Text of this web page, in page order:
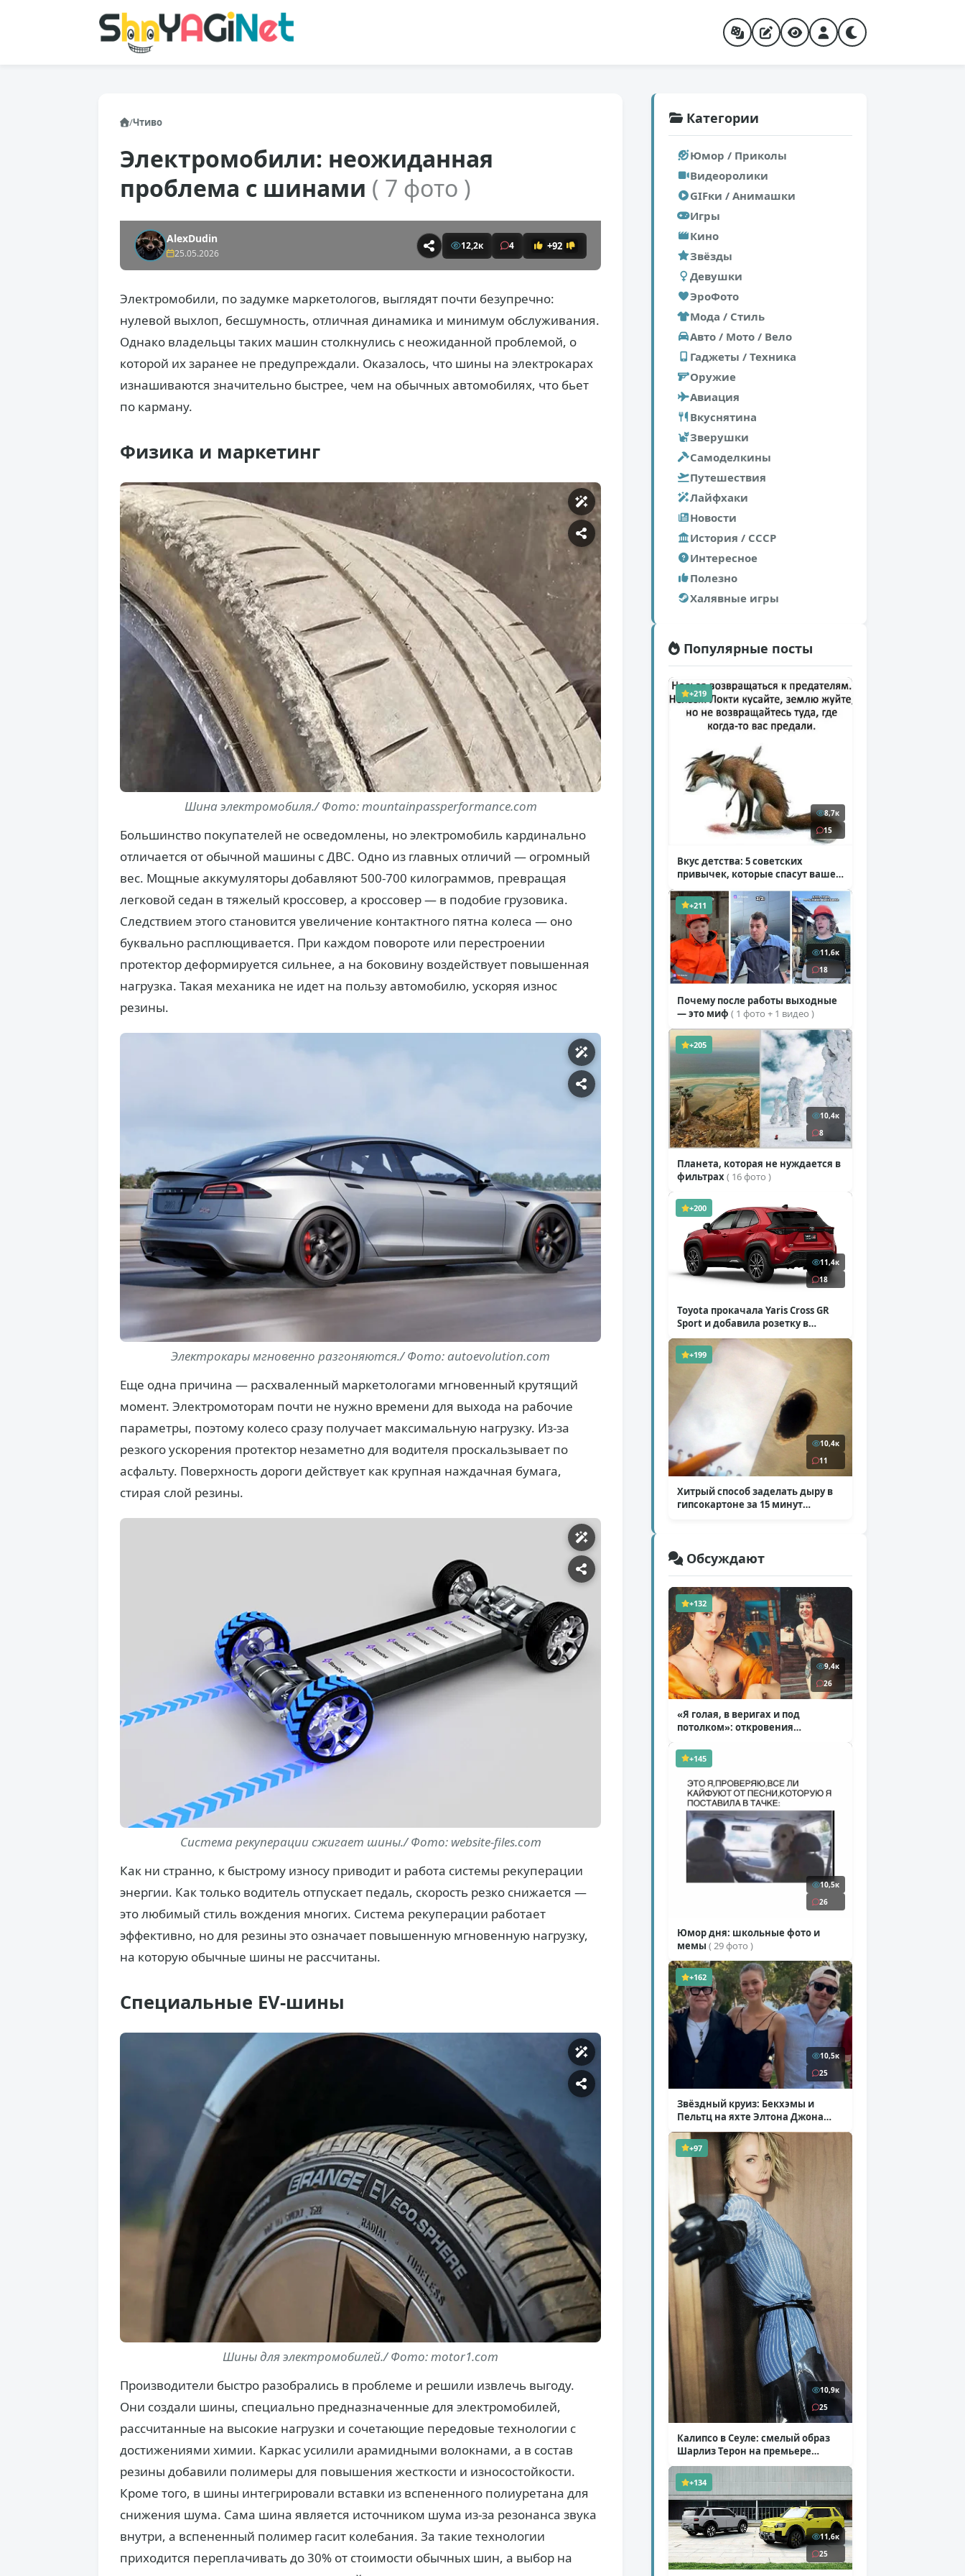
/Чтиво
Электромобили: неожиданная
проблема с шинами ( 7 фото )
AlexDudin
25.05.2026
12,2к 4 +92
Электромобили, по задумке маркетологов, выглядят почти безупречно:
нулевой выхлоп, бесшумность, отличная динамика и минимум обслуживания.
Однако владельцы таких машин столкнулись с неожиданной проблемой, о
которой их заранее не предупреждали. Оказалось, что шины на электрокарах
изнашиваются значительно быстрее, чем на обычных автомобилях, что бьет
по карману.
Физика и маркетинг
Шина электромобиля./ Фото: mountainpassperformance.com
Большинство покупателей не осведомлены, но электромобиль кардинально
отличается от обычной машины с ДВС. Одно из главных отличий — огромный
вес. Мощные аккумуляторы добавляют 500-700 килограммов, превращая
легковой седан в тяжелый кроссовер, а кроссовер — в подобие грузовика.
Следствием этого становится увеличение контактного пятна колеса — оно
буквально расплющивается. При каждом повороте или перестроении
протектор деформируется сильнее, а на боковину воздействует повышенная
нагрузка. Такая механика не идет на пользу автомобилю, ускоряя износ
резины.
Электрокары мгновенно разгоняются./ Фото: autoevolution.com
Еще одна причина — расхваленный маркетологами мгновенный крутящий
момент. Электромоторам почти не нужно времени для выхода на рабочие
параметры, поэтому колесо сразу получает максимальную нагрузку. Из-за
резкого ускорения протектор незаметно для водителя проскальзывает по
асфальту. Поверхность дороги действует как крупная наждачная бумага,
стирая слой резины.
Система рекуперации сжигает шины./ Фото: website-files.com
Как ни странно, к быстрому износу приводит и работа системы рекуперации
энергии. Как только водитель отпускает педаль, скорость резко снижается —
это любимый стиль вождения многих. Система рекуперации работает
эффективно, но для резины это означает повышенную мгновенную нагрузку,
на которую обычные шины не рассчитаны.
Специальные EV-шины
Шины для электромобилей./ Фото: motor1.com
Производители быстро разобрались в проблеме и решили извлечь выгоду.
Они создали шины, специально предназначенные для электромобилей,
рассчитанные на высокие нагрузки и сочетающие передовые технологии с
достижениями химии. Каркас усилили арамидными волокнами, а в состав
резины добавили полимеры для повышения жесткости и износостойкости.
Кроме того, в шины интегрировали вставки из вспененного полиуретана для
снижения шума. Сама шина является источником шума из-за резонанса звука
внутри, а вспененный полимер гасит колебания. За такие технологии
приходится переплачивать до 30% от стоимости обычных шин, а выбор на
Категории
Юмор / Приколы
Видеоролики
GIFки / Анимашки
Игры
Кино
Звёзды
Девушки
ЭроФото
Мода / Стиль
Авто / Мото / Вело
Гаджеты / Техника
Оружие
Авиация
Вкуснятина
Зверушки
Самоделкины
Путешествия
Лайфхаки
Новости
История / СССР
Интересное
Полезно
Халявные игры
Популярные посты
+219
8,7к
15
Вкус детства: 5 советских
привычек, которые спасут ваше
+211
11,6к
18
Почему после работы выходные
— это миф ( 1 фото + 1 видео )
+205
10,4к
8
Планета, которая не нуждается в
фильтрах( 16 фото )
+200
11,4к
18
Toyota прокачала Yaris Cross GR
Sport и добавила розетку в
Harrier( 5 фото )
+199
10,4к
11
Хитрый способ заделать дыру в
гипсокартоне за 15 минут
Обсуждают
+132
9,4к
26
«Я голая, в веригах и под
потолком»: откровения
( 11 фото )
+145
10,5к
26
Юмор дня: школьные фото и
мемы ( 29 фото )
+162
10,5к
25
Звёздный круиз: Бекхэмы и
Пельтц на яхте Элтона Джона
( 12 фото )
+97
10,9к
25
Калипсо в Сеуле: смелый образ
Шарлиз Терон на премьере
«Одиссеи»( 6 фото )
+134
11,6к
25